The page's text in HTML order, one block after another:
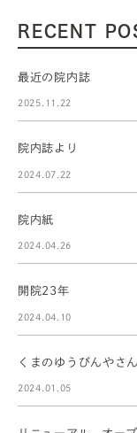
RECENT
最近の院内誌
2025.11.22
院内誌より
2024.07.22
院内紙
2024.04.26
開院23年
2024.04.10
くまのゆうびんやさん
2024.01.05